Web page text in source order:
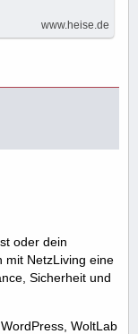
www.heise.de
oder dein
mit NetzLiving eine
Sicherheit und
WoltLab